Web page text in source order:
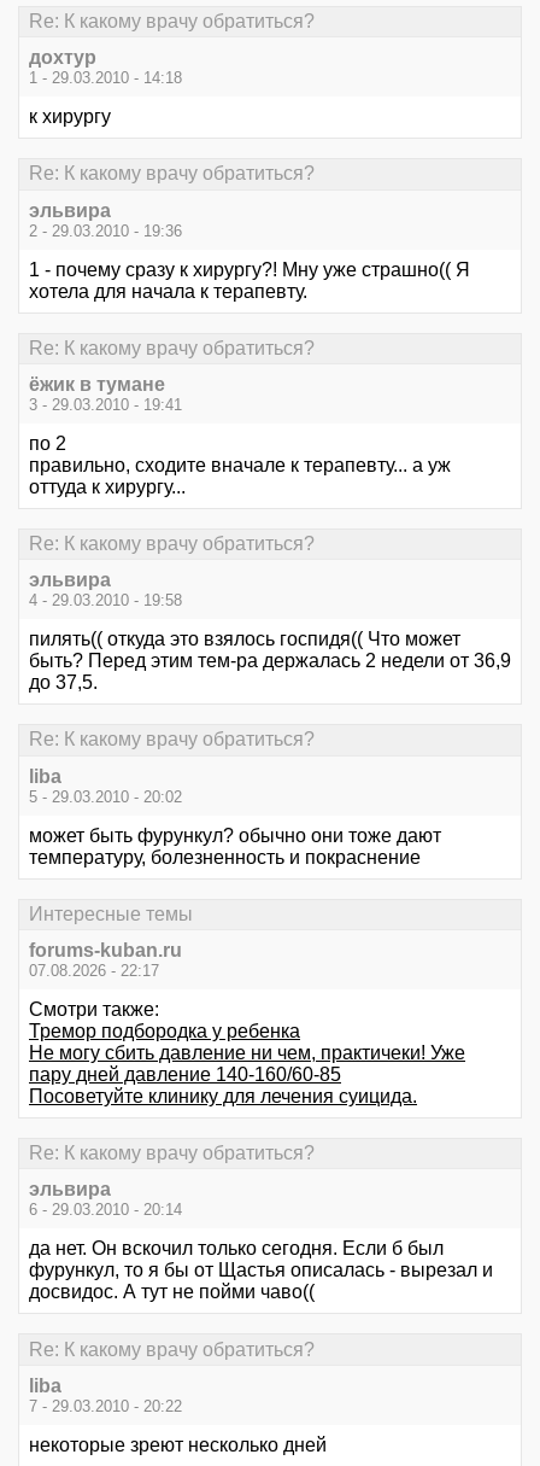
Re: К какому врачу обратиться?
дохтур
1 - 29.03.2010 - 14:18
к хирургу
Re: К какому врачу обратиться?
эльвира
2 - 29.03.2010 - 19:36
1 - почему сразу к хирургу?! Мну уже страшно(( Я
хотела для начала к терапевту.
Re: К какому врачу обратиться?
ёжик в тумане
3 - 29.03.2010 - 19:41
по 2
правильно, сходите вначале к терапевту... а уж
оттуда к хирургу...
Re: К какому врачу обратиться?
эльвира
4 - 29.03.2010 - 19:58
пилять(( откуда это взялось госпидя(( Что может
быть? Перед этим тем-ра держалась 2 недели от 36,9
до 37,5.
Re: К какому врачу обратиться?
liba
5 - 29.03.2010 - 20:02
может быть фурункул? обычно они тоже дают
температуру, болезненность и покраснение
Интересные темы
forums-kuban.ru
07.08.2026 - 22:17
Смотри также:
Тремор подбородка у ребенка
Не могу сбить давление ни чем, практичеки! Уже
пару дней давление 140-160/60-85
Посоветуйте клинику для лечения суицида.
Re: К какому врачу обратиться?
эльвира
6 - 29.03.2010 - 20:14
да нет. Он вскочил только сегодня. Если б был
фурункул, то я бы от Щастья описалась - вырезал и
досвидос. А тут не пойми чаво((
Re: К какому врачу обратиться?
liba
7 - 29.03.2010 - 20:22
некоторые зреют несколько дней